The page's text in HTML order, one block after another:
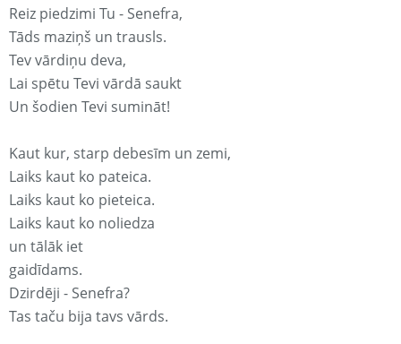
Reiz piedzimi Tu - Senefra,
Tāds maziņš un trausls.
Tev vārdiņu deva,
Lai spētu Tevi vārdā saukt
Un šodien Tevi sumināt!
Kaut kur, starp debesīm un zemi,
Laiks kaut ko pateica.
Laiks kaut ko pieteica.
Laiks kaut ko noliedza
un tālāk iet
gaidīdams.
Dzirdēji - Senefra?
Tas taču bija tavs vārds.